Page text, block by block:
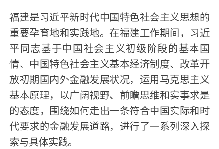
福建是习近平新时代中国特色社会主义思想的
重要孕育地和实践地。在福建工作期间，习近
平同志基于中国社会主义初级阶段的基本国
情、中国特色社会主义基本经济制度、改革开
放初期国内外金融发展状况，运用马克思主义
基本原理，以广阔视野、前瞻思维和实事求是
的态度，围绕如何走出一条符合中国实际和时
代要求的金融发展道路，进行了一系列深入探
索与具体实践。